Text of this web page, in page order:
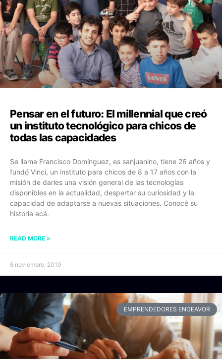
Pensar en el futuro: El millennial que creó
un instituto tecnológico para chicos de
todas las capacidades
Se llama Francisco Domínguez, es sanjuanino, tiene 26 años y
fundó Vinci, un instituto para chicos de 8 a 17 años con la
misión de darles una visión general de las tecnologías
disponibles en la actualidad, despertar su curiosidad y la
capacidad de adaptarse a nuevas situaciones. Conocé su
historia acá.
READ MORE »
6 noviembre, 2019
EMPRENDEDORES ENDEAVOR